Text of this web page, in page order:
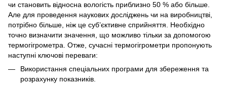
чи становить відносна вологість приблизно 50 % або більше.
Але для проведення наукових досліджень чи на виробництві,
потрібно більше, ніж це суб’єктивне сприйняття. Необхідно
точно визначити значення, що можливо тільки за допомогою
термогігрометра. Отже, сучасні термогігрометри пропонують
наступні ключові переваги:
Використання спеціальних програми для збереження та
розрахунку показників.